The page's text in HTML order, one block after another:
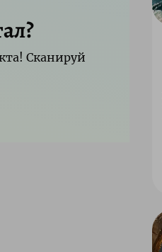
Сканируй